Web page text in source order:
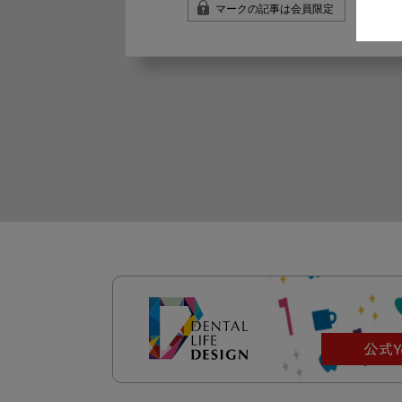
マークの記事は会員限定